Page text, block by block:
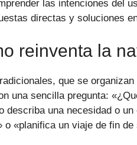
las intenciones del
directas y soluciones
reinventa la
que se
una sencilla pregunta:
describa una necesidad o
«planifica un viaje de fin de